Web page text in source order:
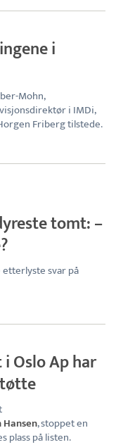
i
Mohn,
i IMDi,
Friberg tilstede.
tomt: –
svar på
Oslo Ap har
, stoppet en
plass på listen.